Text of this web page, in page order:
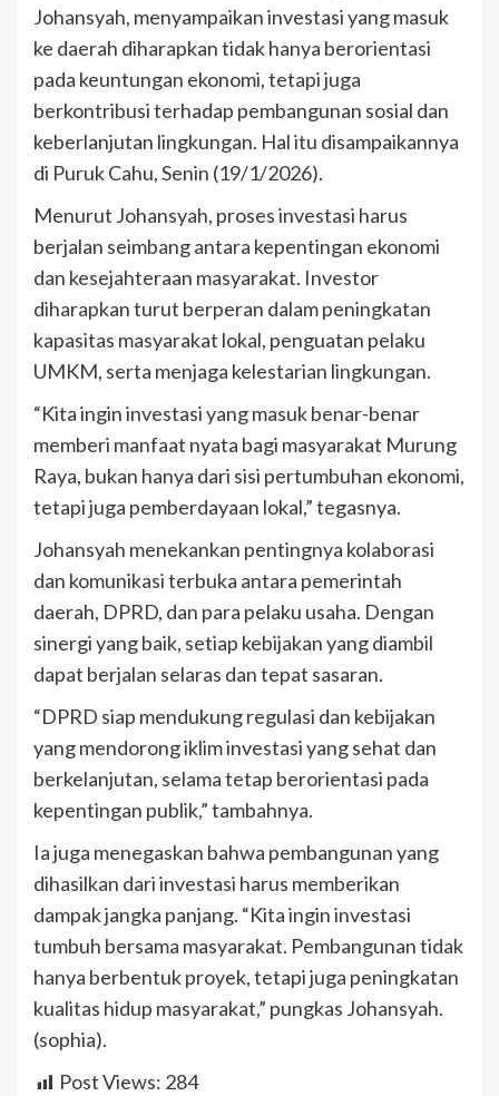
Johansyah, menyampaikan investasi yang masuk
ke daerah diharapkan tidak hanya berorientasi
pada keuntungan ekonomi, tetapi juga
berkontribusi terhadap pembangunan sosial dan
keberlanjutan lingkungan. Hal itu disampaikannya
di Puruk Cahu, Senin (19/1/2026).
Menurut Johansyah, proses investasi harus
berjalan seimbang antara kepentingan ekonomi
dan kesejahteraan masyarakat. Investor
diharapkan turut berperan dalam peningkatan
kapasitas masyarakat lokal, penguatan pelaku
UMKM, serta menjaga kelestarian lingkungan.
“Kita ingin investasi yang masuk benar-benar
memberi manfaat nyata bagi masyarakat Murung
Raya, bukan hanya dari sisi pertumbuhan ekonomi,
tetapi juga pemberdayaan lokal,” tegasnya.
Johansyah menekankan pentingnya kolaborasi
dan komunikasi terbuka antara pemerintah
daerah, DPRD, dan para pelaku usaha. Dengan
sinergi yang baik, setiap kebijakan yang diambil
dapat berjalan selaras dan tepat sasaran.
“DPRD siap mendukung regulasi dan kebijakan
yang mendorong iklim investasi yang sehat dan
berkelanjutan, selama tetap berorientasi pada
kepentingan publik,” tambahnya.
Ia juga menegaskan bahwa pembangunan yang
dihasilkan dari investasi harus memberikan
dampak jangka panjang. “Kita ingin investasi
tumbuh bersama masyarakat. Pembangunan tidak
hanya berbentuk proyek, tetapi juga peningkatan
kualitas hidup masyarakat,” pungkas Johansyah.
(sophia).
Post Views: 284